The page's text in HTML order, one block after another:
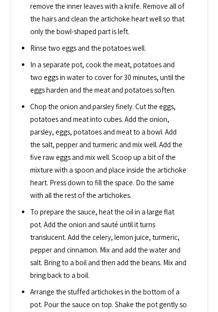
remove the inner leaves with a knife. Remove all of
the hairs and clean the artichoke heart well so that
only the bowl-shaped part is left.
Rinse two eggs and the potatoes well.
In a separate pot, cook the meat, potatoes and
two eggs in water to cover for 30 minutes, until the
eggs harden and the meat and potatoes soften.
Chop the onion and parsley finely. Cut the eggs,
potatoes and meat into cubes. Add the onion,
parsley, eggs, potatoes and meat to a bowl. Add
the salt, pepper and turmeric and mix well. Add the
five raw eggs and mix well. Scoop up a bit of the
mixture with a spoon and place inside the artichoke
heart. Press down to fill the space. Do the same
with all the rest of the artichokes.
To prepare the sauce, heat the oil in a large flat
pot. Add the onion and sauté until it turns
translucent. Add the celery, lemon juice, turmeric,
pepper and cinnamon. Mix and add the water and
salt. Bring to a boil and then add the beans. Mix and
bring back to a boil.
Arrange the stuffed artichokes in the bottom of a
pot. Pour the sauce on top. Shake the pot gently so